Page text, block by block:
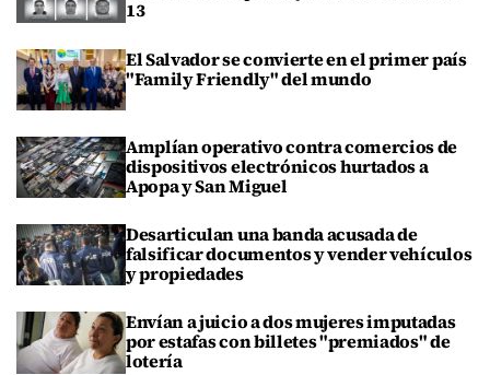
13
El Salvador se convierte en el primer país
"Family Friendly" del mundo
Amplían operativo contra comercios de
dispositivos electrónicos hurtados a
Apopa y San Miguel
Desarticulan una banda acusada de
falsificar documentos y vender vehículos
y propiedades
Envían a juicio a dos mujeres imputadas
por estafas con billetes "premiados" de
lotería